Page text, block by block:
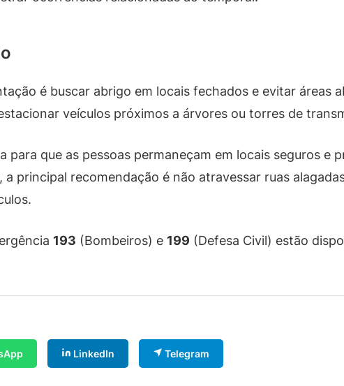
é buscar abrigo em locais fechados e evitar áreas
veículos próximos a árvores ou torres de
para que as pessoas permaneçam em locais seguros e
principal recomendação é não atravessar ruas
193 (Bombeiros) e 199 (Defesa Civil) estão
LinkedIn Telegram